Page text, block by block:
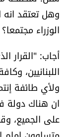
وهل تعتقد
الوزراء مجتمعا؟
أجاب: "القرار
اللبنانيين،
ولأي طائفة
ان هناك دولة
على الجميع،